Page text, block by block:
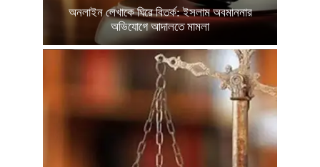
অনলাইন লেখাকে ঘিরে বিতর্ক: ইসলাম অবমাননার
অভিযোগে আদালতে মামলা